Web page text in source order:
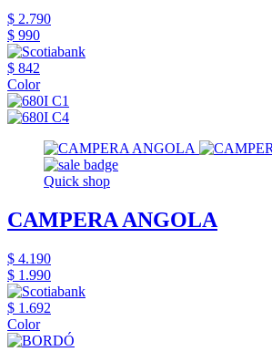
$ 2.790
$ 990
$ 842
Color
Quick shop
CAMPERA ANGOLA
$ 4.190
$ 1.990
$ 1.692
Color